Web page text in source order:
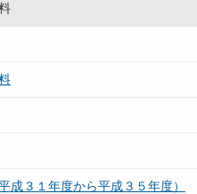
３１年度から平成３５年度）